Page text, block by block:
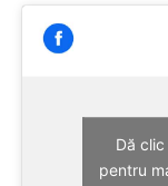
Dă
pentru